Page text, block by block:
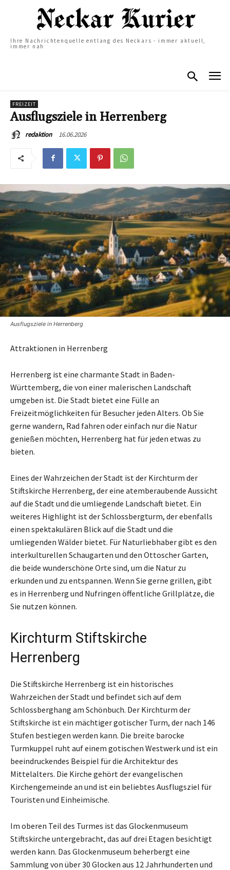
Ihre Nachrichtenquelle entlang des Neckars - immer aktuell,
immer nah
FREIZEIT
Ausflugsziele in Herrenberg
redaktion 16.06.2026
Ausflugsziele in Herrenberg
Attraktionen in Herrenberg
Herrenberg ist eine charmante Stadt in Baden-
Württemberg, die von einer malerischen Landschaft
umgeben ist. Die Stadt bietet eine Fülle an
Freizeitmöglichkeiten für Besucher jeden Alters. Ob Sie
gerne wandern, Rad fahren oder einfach nur die Natur
genießen möchten, Herrenberg hat für jeden etwas zu
bieten.
Eines der Wahrzeichen der Stadt ist der Kirchturm der
Stiftskirche Herrenberg, der eine atemberaubende Aussicht
auf die Stadt und die umliegende Landschaft bietet. Ein
weiteres Highlight ist der Schlossbergturm, der ebenfalls
einen spektakulären Blick auf die Stadt und die
umliegenden Wälder bietet. Für Naturliebhaber gibt es den
interkulturellen Schaugarten und den Ottoscher Garten,
die beide wunderschöne Orte sind, um die Natur zu
erkunden und zu entspannen. Wenn Sie gerne grillen, gibt
es in Herrenberg und Nufringen öffentliche Grillplätze, die
Sie nutzen können.
Kirchturm Stiftskirche
Herrenberg
Die Stiftskirche Herrenberg ist ein historisches
Wahrzeichen der Stadt und befindet sich auf dem
Schlossberghang am Schönbuch. Der Kirchturm der
Stiftskirche ist ein mächtiger gotischer Turm, der nach 146
Stufen bestiegen werden kann. Die breite barocke
Turmkuppel ruht auf einem gotischen Westwerk und ist ein
beeindruckendes Beispiel für die Architektur des
Mittelalters. Die Kirche gehört der evangelischen
Kirchengemeinde an und ist ein beliebtes Ausflugsziel für
Touristen und Einheimische.
Im oberen Teil des Turmes ist das Glockenmuseum
Stiftskirche untergebracht, das auf drei Etagen besichtigt
werden kann. Das Glockenmuseum beherbergt eine
Sammlung von über 30 Glocken aus 12 Jahrhunderten und